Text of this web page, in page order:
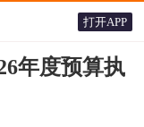
打开APP
年度预算执